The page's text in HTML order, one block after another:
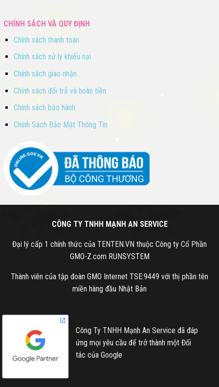
CHÍNH SÁCH VÀ QUY ĐỊNH
Chính sách thanh toán
Chính sách xử lý khiếu nại
Chính sách giao nhận
Chính sách đổi trả và hoàn tiền
Chính sách bảo hành
Chính Sách Bảo Mật Thông Tin
CÔNG TY TNHH MẠNH AN SERVICE
Đại lý cấp 1 chính thức của TENTEN.VN thuộc Công ty Cổ Phần
GMO-Z.com RUNSYSTEM
Thành viên của tập đoàn GMO Internet TSE:9449 với thị phần tên
miền hàng đầu Nhật Bản
Công Ty TNHH Mạnh An Service đã đáp
ứng mọi yêu cầu để trở thành một Đối
tác của Google